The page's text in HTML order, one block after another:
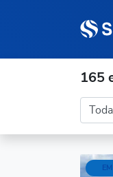
165
Cidade